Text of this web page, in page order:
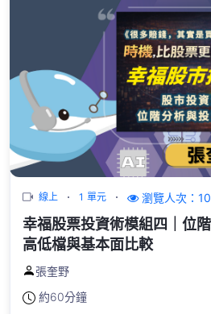
線上 1 單元 瀏覽人次：
幸福股票投資術模組四｜位
高低檔與基本面比較
張奎野
約60分鐘